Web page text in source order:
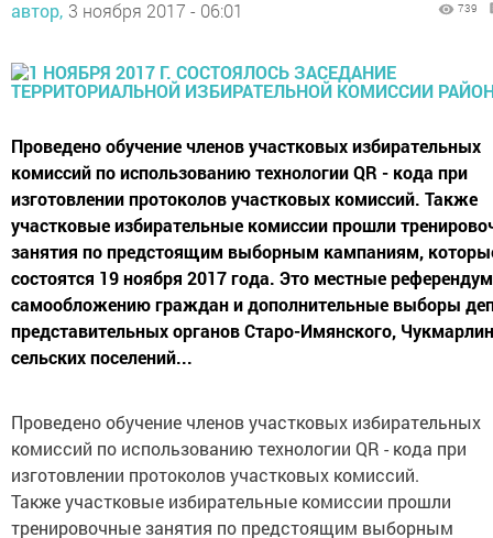
автор, 3 ноября 2017 - 06:01 739
Проведено обучение членов участковых избирательных
комиссий по использованию технологии QR - кода при
изготовлении протоколов участковых комиссий. Также
участковые избирательные комиссии прошли
занятия по предстоящим выборным кампаниям,
состоятся 19 ноября 2017 года. Это местные
самообложению граждан и дополнительные выборы
представительных органов Старо-Имянского,
сельских поселений...
Проведено обучение членов участковых избирательных
комиссий по использованию технологии QR - кода при
изготовлении протоколов участковых комиссий.
Также участковые избирательные комиссии прошли
тренировочные занятия по предстоящим выборным